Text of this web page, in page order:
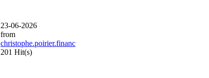
23-06-2026
from
christophe.poirier.financ
201 Hit(s)